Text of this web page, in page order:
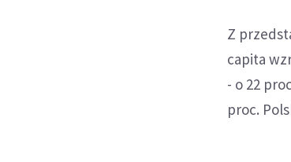
Z
capita
- o 22
proc.